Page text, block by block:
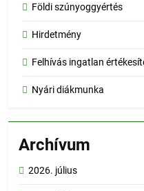
Földi szúnyoggyértés
Hirdetmény
Felhívás ingatlan
Nyári diákmunka
Archívum
2026. július